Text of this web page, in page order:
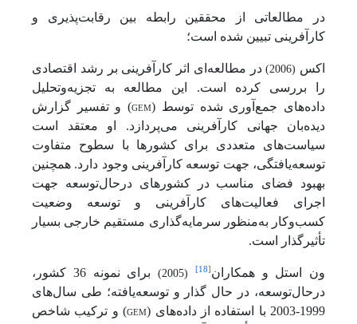
در مطالعاتی از محققین رابطه بین رقابت‌پذیری و
کارآفرینی تبیین شده است؛
اکس (2006)
در مطالعه‌ای اثر کارآفرینی بر رشد اقتصادی
را بررسی کرده است. این مطالعه به تجزیه‌وتحلیل
داده‌های جمع‌آوری شده توسط (GEM) و تفسیر گزارش
دیده‌بان جهانی کارآفرینی می‌پردازد. او معتقد است
سیاست‌های متعددی برای کشورها با سطوح متفاوت
توسعه‌یافتگی، جهت توسعه کارآفرینی وجود دارد. همچنین
بهبود فضای مناسب در کشورهای درحال‌توسعه جهت
اجرای فعالیت‌های کارآفرینی و توسعه وضعیت
کسب‌وکار به‌منظور سرمایه‌گذاری مستقیم خارجی بسیار
تأثیرگذار است.
ون استل و همکاران [18]
(2005)
برای نمونه 36 کشور،
درحال‌توسعه، در حال گذار و توسعه‌یافته؛ طی سال‌های
1999-2003 با استفاده از داده‌های (
GEM) و ترکیب شاخص